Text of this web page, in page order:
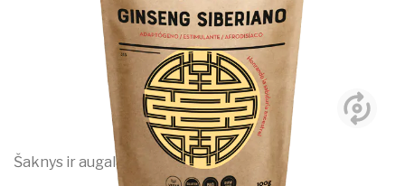
Šaknys ir augalai